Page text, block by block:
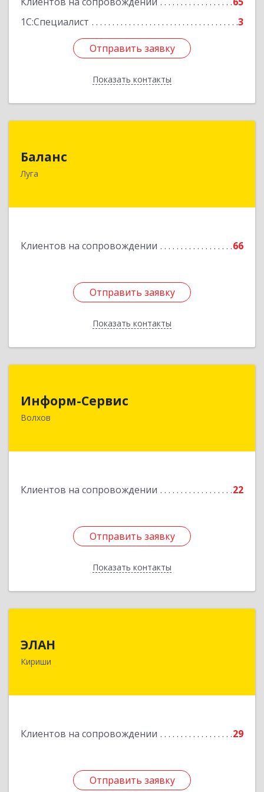
1С:Специалист
3
Отправить заявку
Показать контакты
Отправить заявку
Назад
Баланс
Луга
Клиентов на сопровождении 66
Отправить заявку
Показать контакты
Подробнее
Отправить заявку
Назад
Информ-Сервис
Волхов
Клиентов на сопровождении 22
Отправить заявку
Показать контакты
187400, Ленинградская обл, Волхов г,
Подробнее
Отправить заявку
Назад
ЭЛАН
Кириши
Клиентов на сопровождении 29
Отправить заявку
Подробнее
Отправить заявку